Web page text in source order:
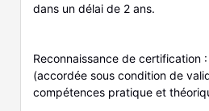
dans un délai de 2 ans.
Reconnaissance de certification
(accordée sous condition de
compétences pratique et